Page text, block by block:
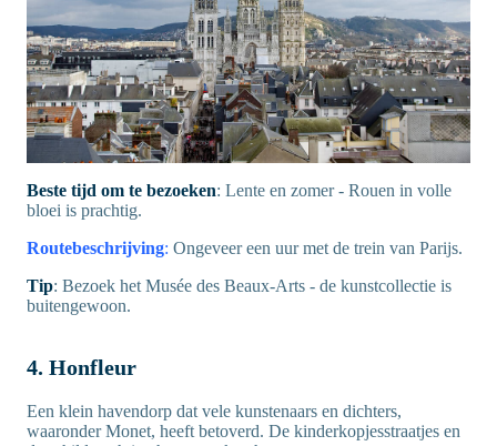
Beste tijd om te bezoeken: Lente en zomer - Rouen in volle
bloei is prachtig.
Routebeschrijving: Ongeveer een uur met de trein van Parijs.
Tip: Bezoek het Musée des Beaux-Arts - de kunstcollectie is
buitengewoon.
4. Honfleur
Een klein havendorp dat vele kunstenaars en dichters,
waaronder Monet, heeft betoverd. De kinderkopjesstraatjes en